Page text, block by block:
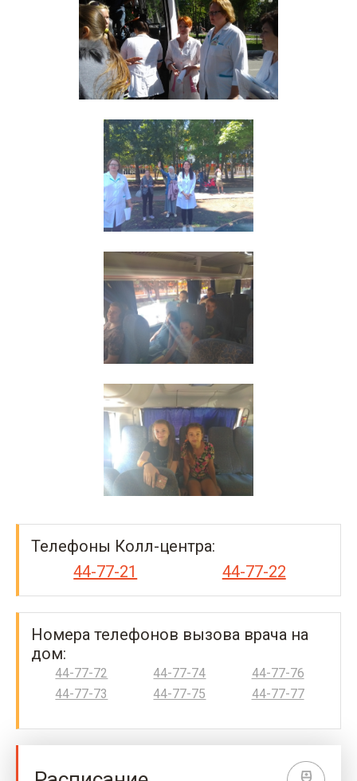
Телефоны Колл-центра:
44-77-21
44-77-22
Номера телефонов вызова врача на
дом:
44-77-72
44-77-73
44-77-74
44-77-75
44-77-76
44-77-77